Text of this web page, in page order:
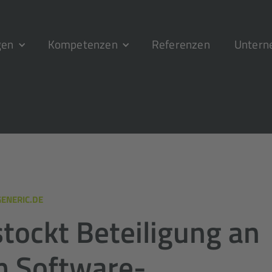
Kompetenzen Referenzen
Beteiligung an